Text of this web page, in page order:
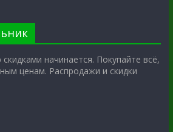
начинается. Покупайте всё,
ценам. Распродажи и скидки